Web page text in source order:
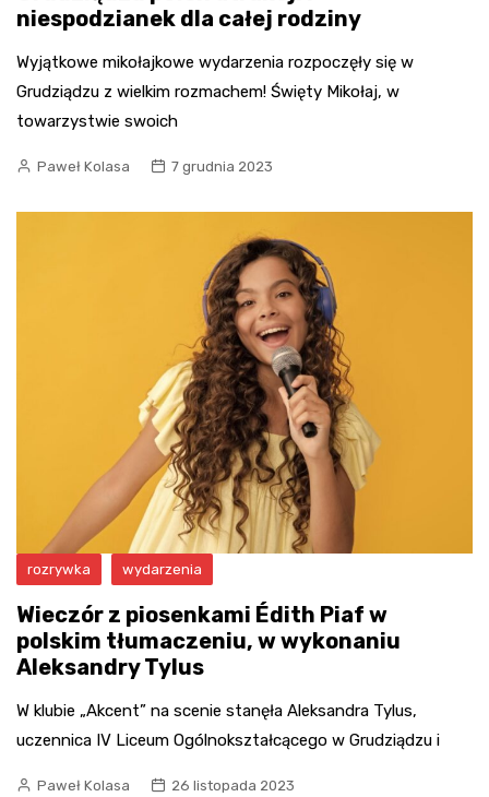
niespodzianek dla całej rodziny
Wyjątkowe mikołajkowe wydarzenia rozpoczęły się w
Grudziądzu z wielkim rozmachem! Święty Mikołaj, w
towarzystwie swoich
Paweł Kolasa 7 grudnia 2023
rozrywka wydarzenia
Wieczór z piosenkami Édith Piaf w
polskim tłumaczeniu, w wykonaniu
Aleksandry Tylus
W klubie „Akcent” na scenie stanęła Aleksandra Tylus,
uczennica IV Liceum Ogólnokształcącego w Grudziądzu i
Paweł Kolasa 26 listopada 2023